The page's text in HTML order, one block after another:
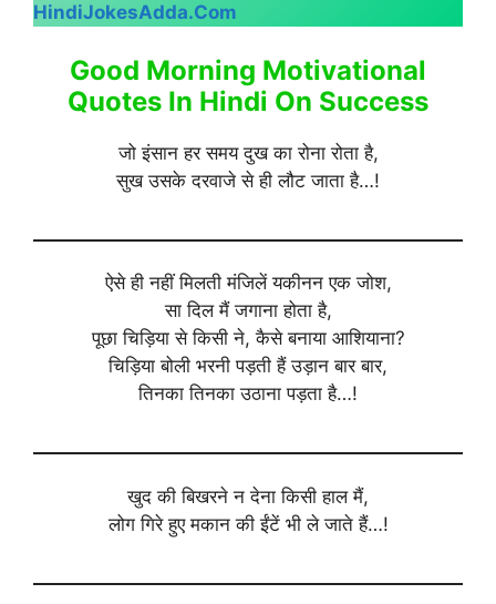
HindiJokesAdda.Com
Good Morning Motivational
Quotes In Hindi On Success
जो इंसान हर समय दुख का रोना रोता है,
सुख उसके दरवाजे से ही लौट जाता है…!
ऐसे ही नहीं मिलती मंजिलें यकीनन एक जोश,
सा दिल मैं जगाना होता है,
पूछा चिड़िया से किसी ने, कैसे बनाया आशियाना?
चिड़िया बोली भरनी पड़ती हैं उड़ान बार बार,
तिनका तिनका उठाना पड़ता है…!
खुद की बिखरने न देना किसी हाल मैं,
लोग गिरे हुए मकान की ईंटें भी ले जाते हैं…!